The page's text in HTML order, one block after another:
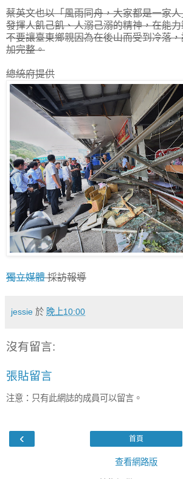
蔡英文也以「風雨同舟，大家都是一家
發揮人飢己飢、人溺己溺的精神，在能
不要讓臺東鄉親因為在後山而受到冷落
加完整。
總統府提供
獨立媒體採訪報導
jessie 於 晚上10:00
沒有留言:
張貼留言
注意：只有此網誌的成員可以留言。
‹ 首頁
查看網路版